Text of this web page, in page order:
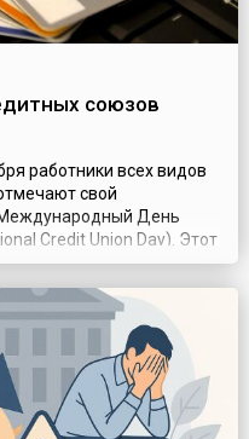
союзов
работники всех видов
свой
День
Credit Union Day). Этот
1948 года и с тех самых
многочисленных
кредитных союзов и